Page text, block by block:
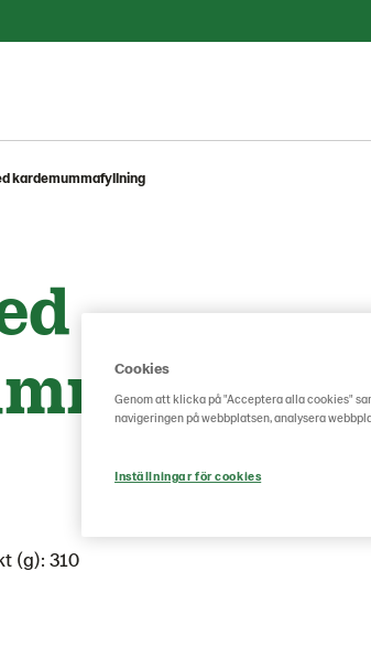
kardemummafyllning
(g): 310
Cookies
Genom att klicka på "Acceptera alla cookies"
navigeringen på webbplatsen, analysera
Inställningar för cookies